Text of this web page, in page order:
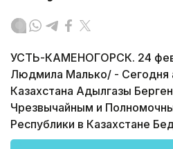
УСТЬ-КАМЕНОГОРСК. 24
Людмила Малько/ - Сегодня
Казахстана Адылгазы
Чрезвычайным и
Республики в Казахстане